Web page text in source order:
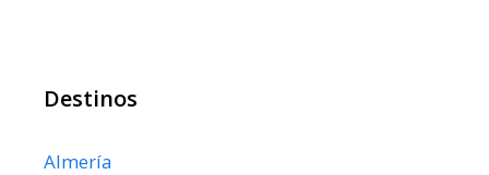
Destinos
Almería